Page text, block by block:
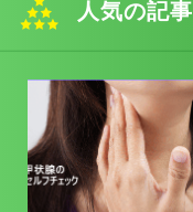
人気の記事